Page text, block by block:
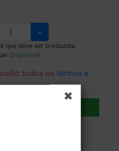
+
que deve ser produzida.
Disponível
todos ostermos e